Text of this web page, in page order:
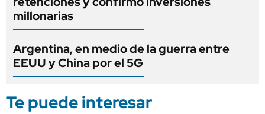
millonarias
Argentina, en medio de la guerra entre
EEUU y China por el 5G
Te puede interesar